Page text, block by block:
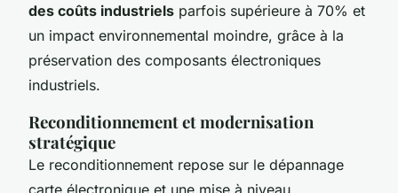
des coûts industriels parfois supérieure à 70% et
un impact environnemental moindre, grâce à la
préservation des composants électroniques
industriels.
Reconditionnement et modernisation
stratégique
Le reconditionnement repose sur le dépannage
carte électronique et une mise à niveau